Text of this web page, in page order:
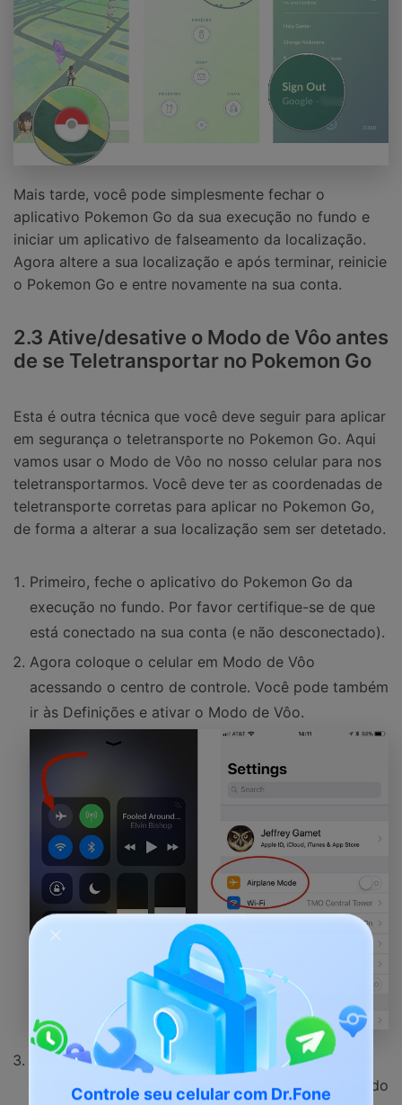
Mais tarde, você pode simplesmente fechar o
aplicativo Pokemon Go da sua execução no fundo e
iniciar um aplicativo de falseamento da localização.
Agora altere a sua localização e após terminar, reinicie
o Pokemon Go e entre novamente na sua conta.
2.3 Ative/desative o Modo de Vôo antes
de se Teletransportar no Pokemon Go
Esta é outra técnica que você deve seguir para aplicar
em segurança o teletransporte no Pokemon Go. Aqui
vamos usar o Modo de Vôo no nosso celular para nos
teletransportarmos. Você deve ter as coordenadas de
teletransporte corretas para aplicar no Pokemon Go,
de forma a alterar a sua localização sem ser detetado.
Primeiro, feche o aplicativo do Pokemon Go da
execução no fundo. Por favor certifique-se de que
está conectado na sua conta (e não desconectado).
Agora coloque o celular em Modo de Vôo
acessando o centro de controle. Você pode também
ir às Definições e ativar o Modo de Vôo.
Aguarde durante um momento e desative o Modo
de Vôo precisamente antes de iniciar o aplicativo do